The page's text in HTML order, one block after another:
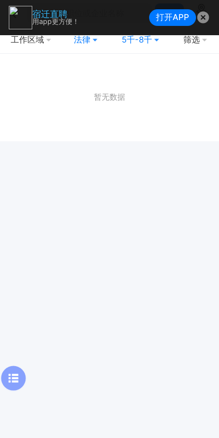
搜索
地图
工作区域 法律 5千-8千 筛选
暂无数据
宿迁直聘
用app更方便！ 打开APP